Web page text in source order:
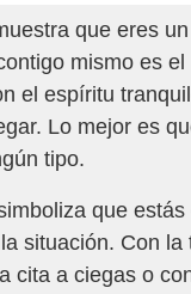
que eres
mismo es
el espíritu
Lo mejor es
tipo.
que
situación. Con la
cita a ciegas o